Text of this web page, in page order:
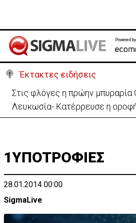
Powered
Έκτακτες ειδήσεις
ΗΠΑ: Πυροβολισμοί στη Βόρεια
και τραυματίες
1ΥΠΟΤΡΟΦΙΕΣ
28.01.2014 00:00
SigmaLive